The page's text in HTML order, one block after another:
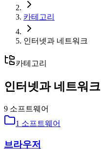
카테고리
인터넷과 네트워크
카테고리
인터넷과 네트워크
9 소프트웨어
1 소프트웨어
브라우저